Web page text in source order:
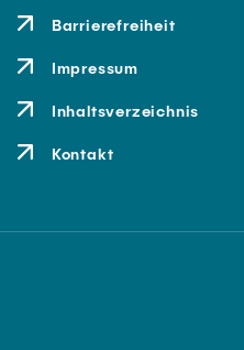
Barrierefreiheit
Impressum
Inhaltsverzeichnis
Kontakt